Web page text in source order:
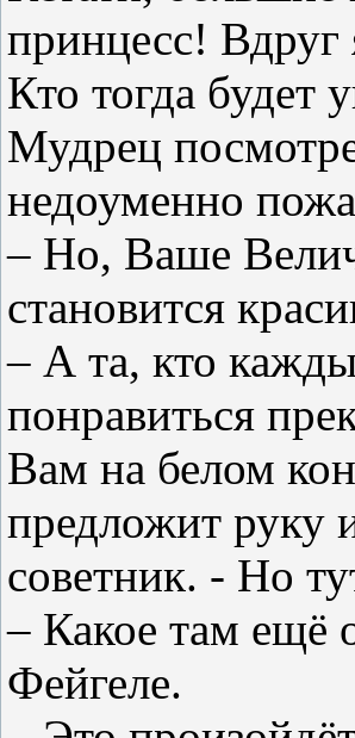
принцесс! Вдруг
Кто тогда будет
Мудрец
недоуменно
– Но, Ваше
становится
– А та, кто
понравиться
Вам на белом
предложит руку
советник. - Но
– Какое там ещё
Фейгеле.